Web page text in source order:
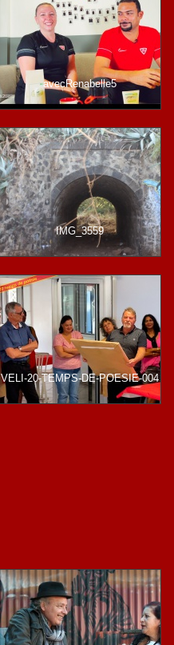
avecRenabelle5
IMG_3559
VELI-20-TEMPS-DE-POESIE-004